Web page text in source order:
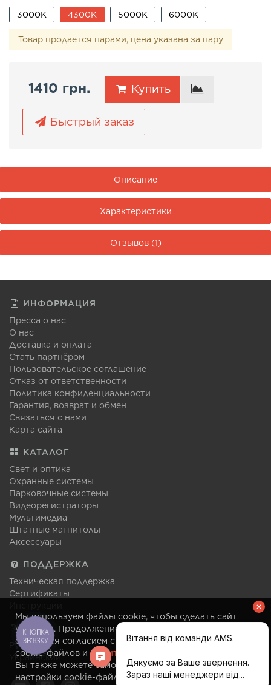
Мы используем файлы cookie, чтобы сделать сайт
удобным. Продолжение посещения сайта
считается согласием с правилами использования
cookie-файлов иПолитикой конфиденциальности
Вы также можете самостоятельно изменить
настройки cookie-файлов в своем браузере в
3000K 4300K 5000K 6000K
Товар продается парами, цена указана за пару
1410 грн. Купить
Быстрый заказ
Описание
Характеристики
Отзывов (1)
ИНФОРМАЦИЯ
Пресса о нас
О нас
Доставка и оплата
Стать партнёром
Пользовательское соглашение
Отказ от ответственности
Политика конфиденциальности
Гарантия, возврат и обмен
Связаться с нами
Карта сайта
КАТАЛОГ
Свет и оптика
Охранные системы
Парковочные системы
Видеорегистраторы
Мультимедиа
Штатные магнитолы
Аксессуары
ПОДДЕРЖКА
Техническая поддержка
Сертификаты
ЯЗЫК
Русский
Украинский
КНОПКА
ЗВ'ЯЗКУ